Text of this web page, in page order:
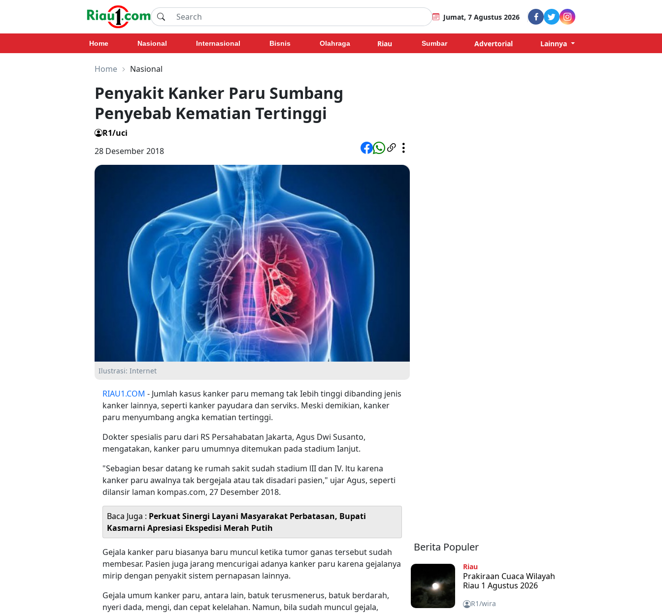
Jumat, 7 Agustus 2026
Home Nasional Internasional Bisnis Olahraga Riau Sumbar Advertorial Lainnya
Home Nasional
Penyakit Kanker Paru Sumbang
Penyebab Kematian Tertinggi
R1/uci
28 Desember 2018
Ilustrasi: Internet
RIAU1.COM - Jumlah kasus kanker paru memang tak Iebih tinggi dibanding jenis
kanker lainnya, seperti kanker payudara dan serviks. Meski demikian, kanker
paru menyumbang angka kematian tertinggi.
Dokter spesialis paru dari RS Persahabatan Jakarta, Agus Dwi Susanto,
mengatakan, kanker paru umumnya ditemukan pada stadium Ianjut.
"Sebagian besar datang ke rumah sakit sudah stadium lII dan IV. ltu karena
kanker paru awalnya tak bergejala atau tak disadari pasien," ujar Agus, seperti
dilansir laman kompas.com, 27 Desember 2018.
Baca Juga : Perkuat Sinergi Layani Masyarakat Perbatasan, Bupati
Kasmarni Apresiasi Ekspedisi Merah Putih
Gejala kanker paru biasanya baru muncul ketika tumor ganas tersebut sudah
membesar. Pasien juga jarang mencurigai adanya kanker paru karena gejalanya
mirip dengan penyakit sistem pernapasan lainnya.
Gejala umum kanker paru, antara lain, batuk terusmenerus, batuk berdarah,
nyeri dada, mengi, dan cepat kelelahan. Namun, bila sudah muncul gejala,
Berita Populer
Riau
Prakiraan Cuaca Wilayah
Riau 1 Agustus 2026
R1/wira